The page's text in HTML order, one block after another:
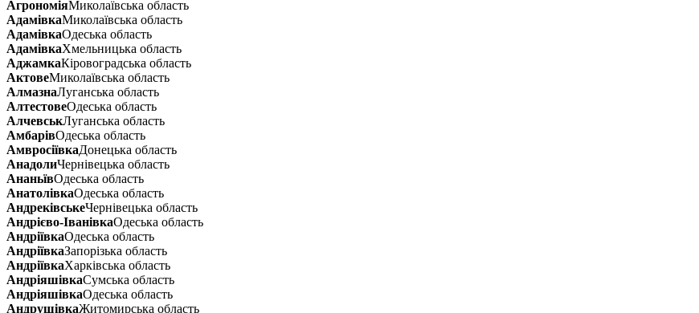
АгрономіяМиколаївська область
АдамівкаМиколаївська область
АдамівкаОдеська область
АдамівкаХмельницька область
АджамкаКіровоградська область
АктовеМиколаївська область
АлмазнаЛуганська область
АлтестовеОдеська область
АлчевськЛуганська область
АмбарівОдеська область
АмвросіївкаДонецька область
АнадолиЧернівецька область
АнаньївОдеська область
АнатолівкаОдеська область
АндреківськеЧернівецька область
Андрієво-ІванівкаОдеська область
АндріївкаОдеська область
АндріївкаЗапорізька область
АндріївкаХарківська область
АндріяшівкаСумська область
АндріяшівкаОдеська область
АндрушівкаЖитомирська область